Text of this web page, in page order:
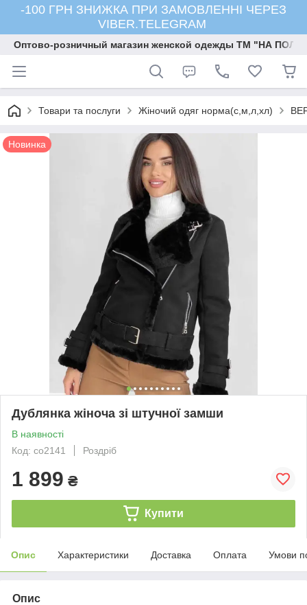
-100 ГРН ЗНИЖКА ПРИ ЗАМОВЛЕННІ ЧЕРЕЗ
VIBER.TELEGRAM
Оптово-розничный магазин женской одежды ТМ "НА
Товари та послуги Жіночий одяг норма(с,м,л,хл)
Новинка
Дублянка жіноча зі штучної замши
В наявності
Код: со2141
Роздріб
1 899 ₴
Купити
Опис Характеристики Доставка Оплата Умови
Опис